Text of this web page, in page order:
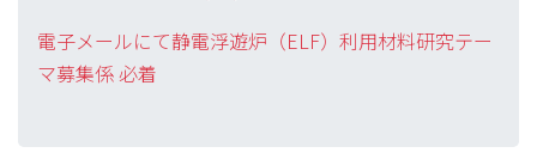
電子メールにて静電浮遊炉（ELF）利用材料研究テー
マ募集係 必着